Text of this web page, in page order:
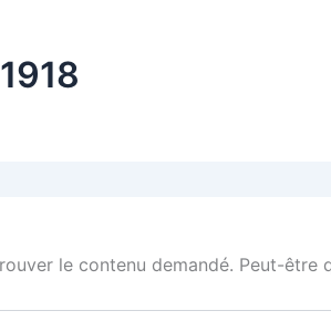
le contenu demandé. Peut-être